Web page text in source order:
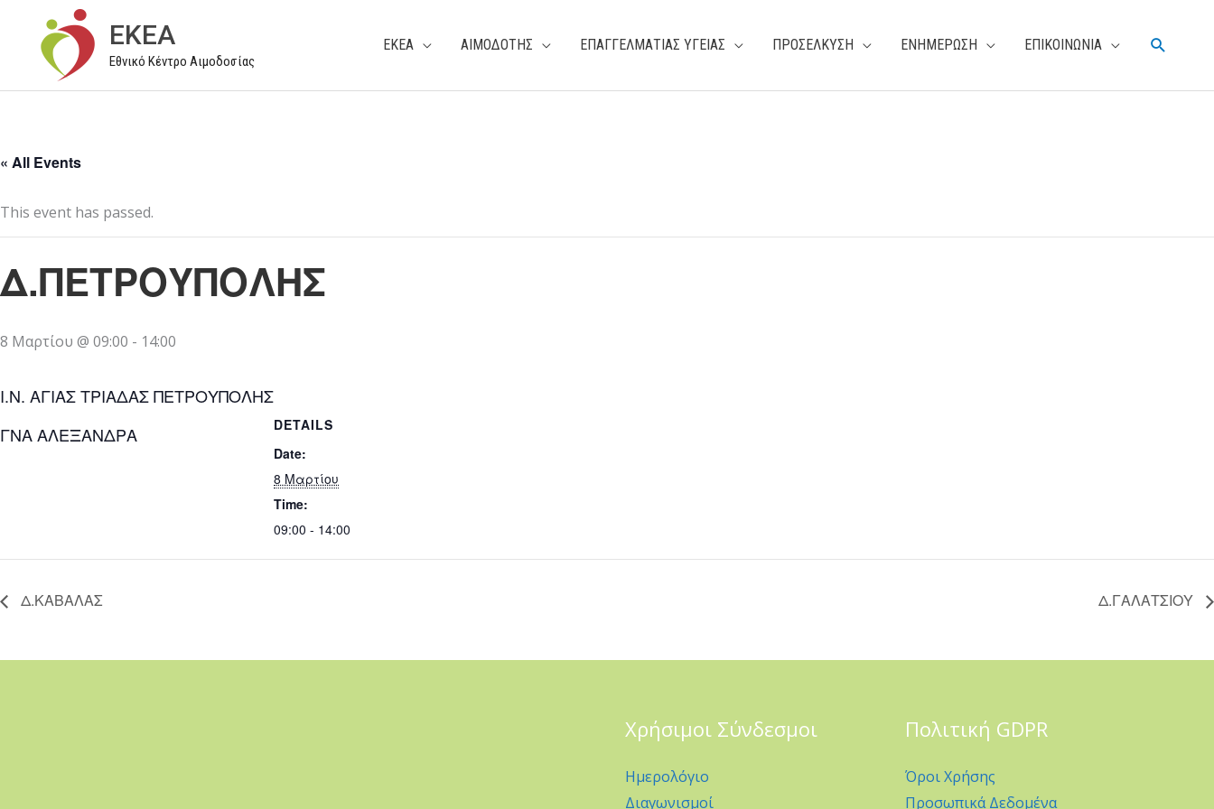
περιεχόμενο
EKEA
Εθνικό Κέντρο Αιμοδοσίας
ΕΚΕΑ ΑΙΜΟΔΟΤΗΣ ΕΠΑΓΓΕΛΜΑΤΙΑΣ ΥΓΕΙΑΣ ΠΡΟΣΕΛΚΥΣΗ ΕΝΗΜΕΡΩΣΗ ΕΠΙΚΟΙΝΩΝΙΑ
« All Events
This event has passed.
Δ.ΠΕΤΡΟΥΠΟΛΗΣ
8 Μαρτίου @ 09:00 - 14:00
Ι.Ν. ΑΓΙΑΣ ΤΡΙΑΔΑΣ ΠΕΤΡΟΥΠΟΛΗΣ
ΓΝΑ ΑΛΕΞΑΝΔΡΑ
DETAILS
Date:
8 Μαρτίου
Time:
09:00 - 14:00
Δ.ΚΑΒΑΛΑΣ Δ.ΓΑΛΑΤΣΙΟΥ
Χρήσιμοι Σύνδεσμοι
Ημερολόγιο
Διαγωνισμοί
Πολιτική GDPR
Όροι Χρήσης
Προσωπικά Δεδομένα